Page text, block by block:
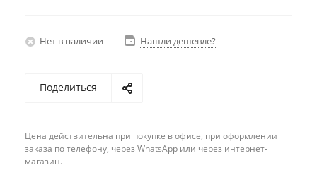
Нет в наличии Нашли дешевле?
Поделиться
Цена действительна при покупке в офисе, при оформлении
заказа по телефону, через WhatsApp или через интернет-
магазин.